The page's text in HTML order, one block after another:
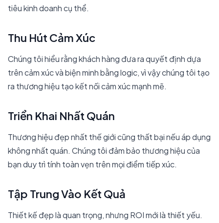
tiêu kinh doanh cụ thể.
Thu Hút Cảm Xúc
Chúng tôi hiểu rằng khách hàng đưa ra quyết định dựa
trên cảm xúc và biện minh bằng logic, vì vậy chúng tôi tạo
ra thương hiệu tạo kết nối cảm xúc mạnh mẽ.
Triển Khai Nhất Quán
Thương hiệu đẹp nhất thế giới cũng thất bại nếu áp dụng
không nhất quán. Chúng tôi đảm bảo thương hiệu của
bạn duy trì tính toàn vẹn trên mọi điểm tiếp xúc.
Tập Trung Vào Kết Quả
Thiết kế đẹp là quan trọng, nhưng ROI mới là thiết yếu.